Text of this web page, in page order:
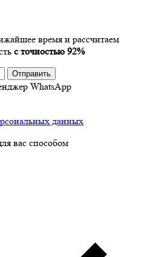
время и рассчитаем
с точностью 92%
Отправить
WhatsApp
данных
вас способом